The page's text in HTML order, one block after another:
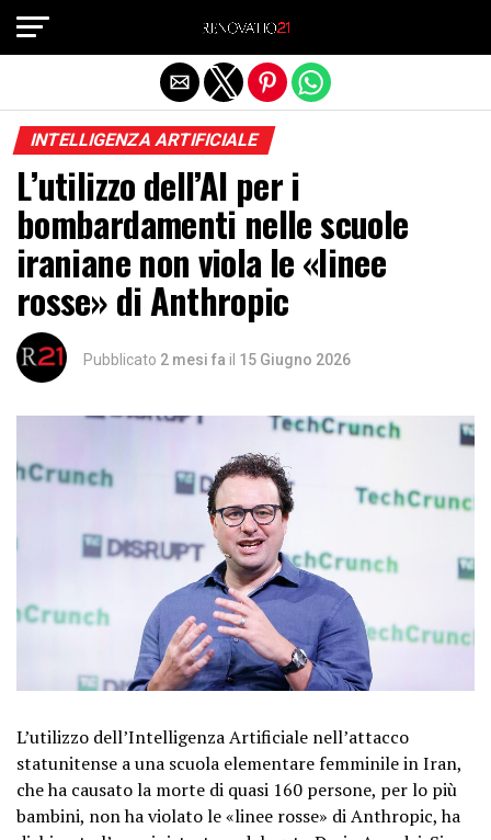
INTELLIGENZA ARTIFICIALE
L’utilizzo dell’AI per i
bombardamenti nelle scuole
iraniane non viola le «linee
rosse» di Anthropic
Pubblicato 2 mesi fa il 15 Giugno 2026
L’utilizzo dell’Intelligenza Artificiale nell’attacco
statunitense a una scuola elementare femminile in Iran,
che ha causato la morte di quasi 160 persone, per lo più
bambini, non ha violato le «linee rosse» di Anthropic, ha
Exit mobile version